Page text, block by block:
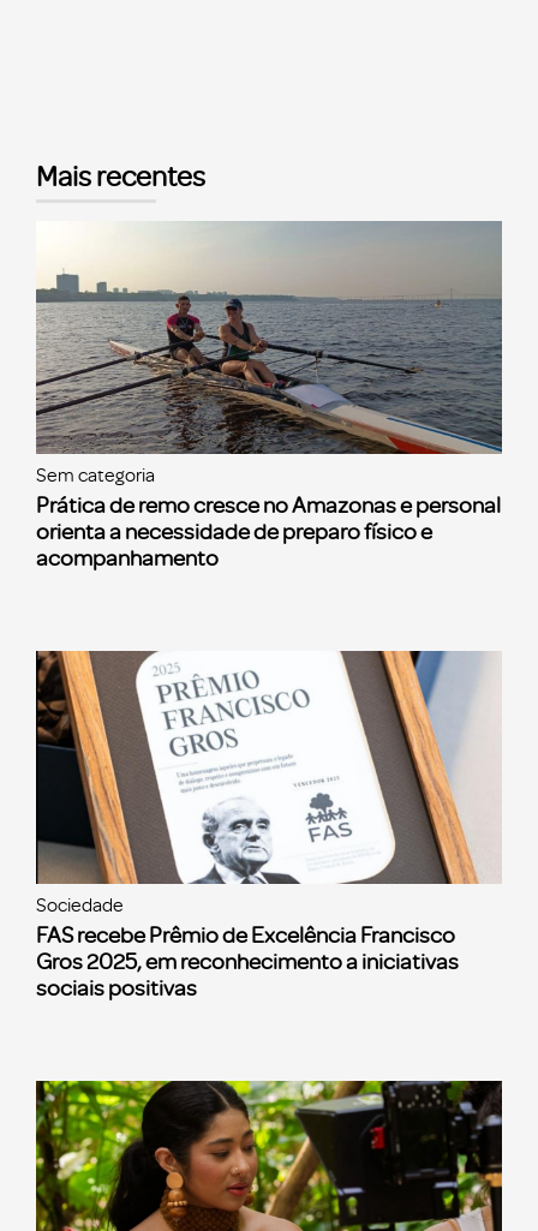
Mais recentes
Sem categoria
Prática de remo cresce no Amazonas e personal
orienta a necessidade de preparo físico e
acompanhamento
Sociedade
FAS recebe Prêmio de Excelência Francisco
Gros 2025, em reconhecimento a iniciativas
sociais positivas